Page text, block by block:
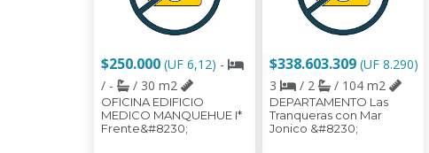
$250.000 (UF 6,12) -
/ -
/ 30 m2
OFICINA EDIFICIO
MEDICO MANQUEHUE I*
Frente&#8230;
$338.603.309 (UF 8.290)
3
/ 2 / 104 m2
DEPARTAMENTO Las
Tranqueras con Mar
Jonico &#8230;